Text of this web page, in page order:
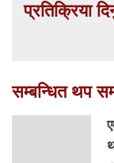
प्रतिक्रिया
सम्बन्धित थप